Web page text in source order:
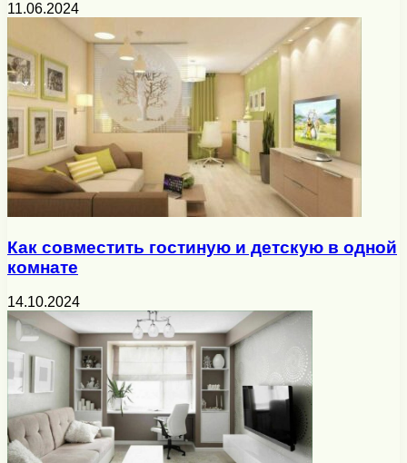
11.06.2024
Как совместить гостиную и детскую в одной
комнате
14.10.2024